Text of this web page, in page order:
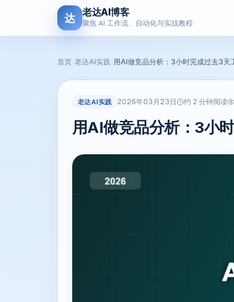
达 老达AI博客
聚焦 AI 工作流、自动化与实战教程
首页 老达AI实践 用AI做竞品分析：3小时完成过去3天
老达AI实践 2026年03月23日 约 2 分钟阅读
用AI做竞品分析：3小